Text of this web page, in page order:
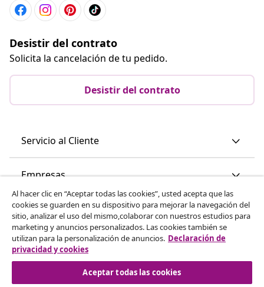
Desistir del contrato
Solicita la cancelación de tu pedido.
Desistir del contrato
Servicio al Cliente
Empresas
vidaXL
Descubre mas
Al hacer clic en “Aceptar todas las cookies”, usted acepta que las
cookies se guarden en su dispositivo para mejorar la navegación del
sitio, analizar el uso del mismo,colaborar con nuestros estudios para
marketing y anuncios personalizados. Las cookies también se
utilizan para la personalización de anuncios. Declaración de
privacidad y cookies
Aceptar todas las cookies